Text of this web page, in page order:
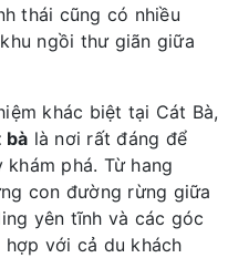
thái cũng có nhiều
ngồi thư giãn giữa
khác biệt tại Cát Bà,
bà là nơi rất đáng để
phá. Từ hang
con đường rừng giữa
yên tĩnh và các góc
với cả du khách